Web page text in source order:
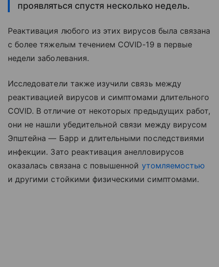
проявляться спустя несколько недель.
Реактивация любого из этих вирусов была связана
с более тяжелым течением COVID-19 в первые
недели заболевания.
Исследователи также изучили связь между
реактивацией вирусов и симптомами длительного
COVID. В отличие от некоторых предыдущих работ,
они не нашли убедительной связи между вирусом
Эпштейна — Барр и длительными последствиями
инфекции. Зато реактивация анелловирусов
оказалась связана с повышенной утомляемостью
и другими стойкими физическими симптомами.